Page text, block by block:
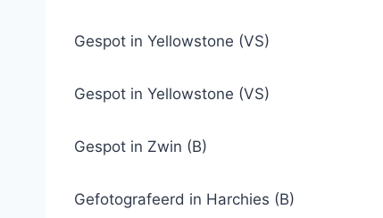
Gespot in Yellowstone (VS)
Gespot in Yellowstone (VS)
Gespot in Zwin (B)
Gefotografeerd in Harchies (B)